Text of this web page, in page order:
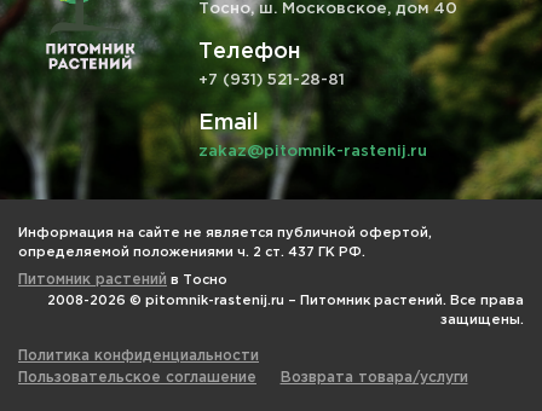
Тосно, ш. Московское, дом 40
Телефон
+7 (931) 521-28-81
Email
zakaz@pitomnik-rastenij.ru
Информация на сайте не является публичной офертой,
определяемой положениями ч. 2 ст. 437 ГК РФ.
Питомник растений в Тосно
2008-2026 © pitomnik-rastenij.ru – Питомник растений. Все права
защищены.
Политика конфиденциальности
Пользовательское соглашение
Возврата товара/услуги